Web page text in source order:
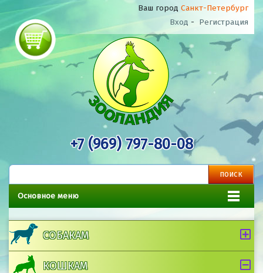
Ваш город Санкт-Петербург
Вход - Регистрация
+7 (969) 797-80-08
Основное меню
СОБАКАМ
КОШКАМ